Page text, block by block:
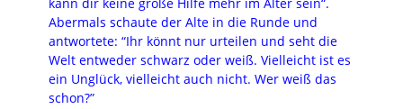
Abermals schaute der Alte in die Runde und
antwortete: “Ihr könnt nur urteilen und seht die
Welt entweder schwarz oder weiß. Vielleicht ist es
ein Unglück, vielleicht auch nicht. Wer weiß das
schon?”